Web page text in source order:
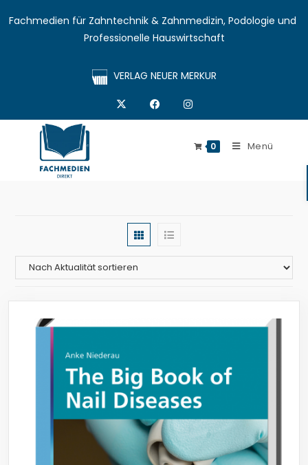
Fachmedien für Zahntechnik & Zahnmedizin, Podologie und
Professionelle Hauswirtschaft
VERLAG NEUER MERKUR
0 Menü